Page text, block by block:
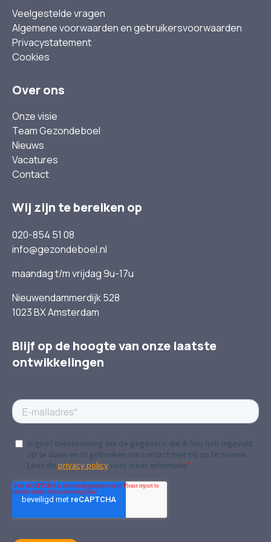
Veelgestelde vragen
Algemene voorwaarden en gebruikersvoorwaarden
Privacystatement
Cookies
Over ons
Onze visie
Team Gezondeboel
Nieuws
Vacatures
Contact
Wij zijn te bereiken op
020-854 51 08
info@gezondeboel.nl
maandag t/m vrijdag 9u-17u
Nieuwendammerdijk 528
1023 BX Amsterdam
Blijf op de hoogte van onze laatste
ontwikkelingen